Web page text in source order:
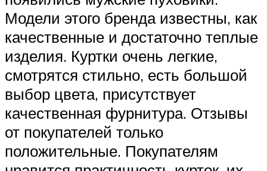
Модели этого бренда известны, как
качественные и достаточно теплые
изделия. Куртки очень легкие,
смотрятся стильно, есть большой
выбор цвета, присутствует
качественная фурнитура. Отзывы
от покупателей только
положительные. Покупателям